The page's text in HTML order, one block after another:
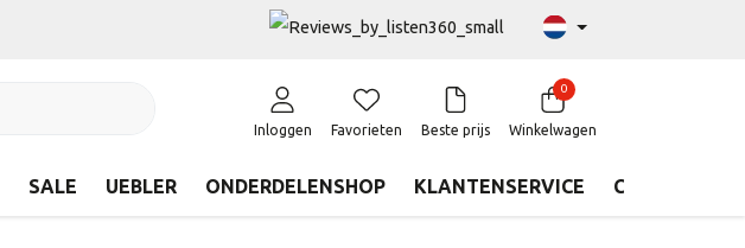
Inloggen Favorieten Beste prijs
0
Winkelwagen
SALE UEBLER ONDERDELENSHOP KLANTENSERVICE CONTACT